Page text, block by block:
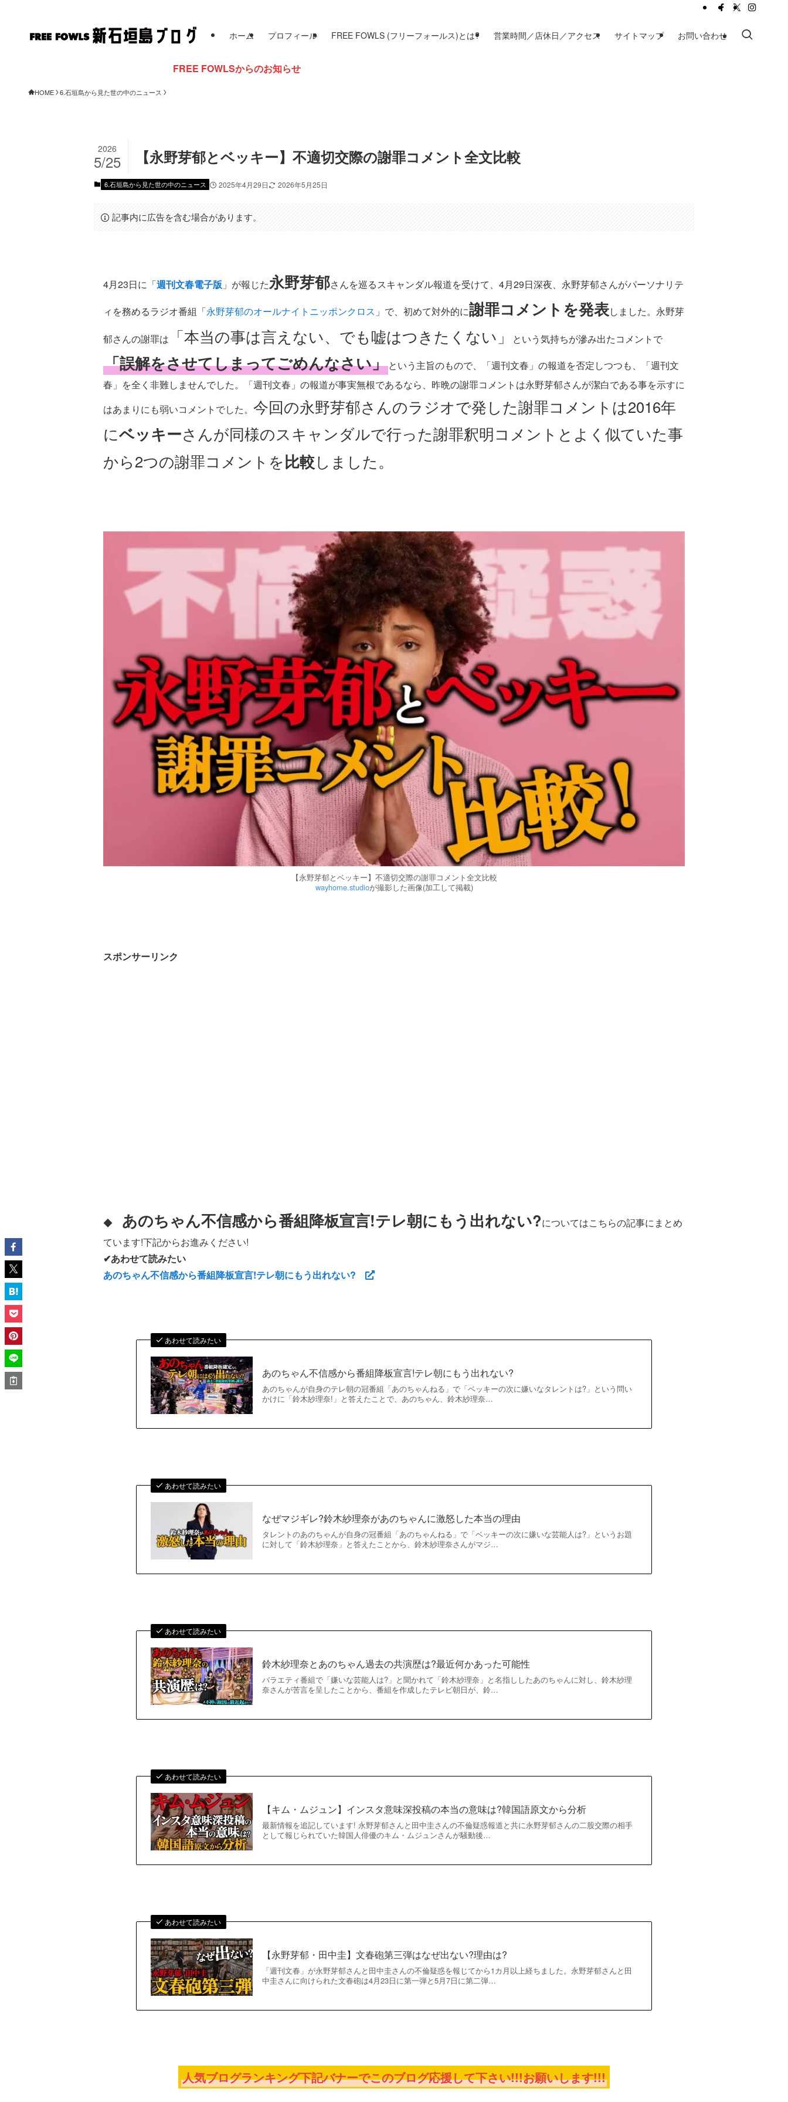
ホーム プロフィール FREE FOWLS (フリーフォールス)とは? 営業時間／店休日／アクセス サイトマップ お問い合わせ
FREE FOWLSからのお知らせ
HOME 6.石垣島から見た世の中のニュース
【永野芽郁とベッキー】不適切交際の謝罪コメント全文比較
2026
5/25
6.石垣島から見た世の中のニュース 2025年4月29日 2026年5月25日
記事内に広告を含む場合があります。
4月23日に「週刊文春電子版 」が報じた永野芽郁さんを巡るスキャンダル報道を受けて、4月29日深夜、永野芽郁さんがパーソナリテ
ィを務めるラジオ番組「永野芽郁のオールナイトニッポンクロス 」で、初めて対外的に謝罪コメントを発表しました。永野芽
郁さんの謝罪は 「本当の事は言えない、でも嘘はつきたくない」 という気持ちが滲み出たコメントで
「誤解をさせてしまってごめんなさい」という主旨のもので、「週刊文春」の報道を否定しつつも、「週刊文
春」を全く非難しませんでした。「週刊文春」の報道が事実無根であるなら、昨晩の謝罪コメントは永野芽郁さんが潔白である事を示すに
はあまりにも弱いコメントでした。 今回の永野芽郁さんのラジオで発した謝罪コメントは2016年
にベッキーさんが同様のスキャンダルで行った謝罪釈明コメントとよく似ていた事
から2つの謝罪コメントを比較しました。
【永野芽郁とベッキー】不適切交際の謝罪コメント全文比較
wayhome.studioが撮影した画像(加工して掲載)
スポンサーリンク
◆ あのちゃん不信感から番組降板宣言!テレ朝にもう出れない?についてはこちらの記事にまとめ
ています!下記からお進みください!
✔あわせて読みたい
あのちゃん不信感から番組降板宣言!テレ朝にもう出れない?
あわせて読みたい
あのちゃん不信感から番組降板宣言!テレ朝にもう出れない?
あのちゃんが自身のテレ朝の冠番組「あのちゃんねる」で「ベッキーの次に嫌いなタレントは?」という問い
かけに「鈴木紗理奈!」と答えたことで、あのちゃん、鈴木紗理奈…
あわせて読みたい
なぜマジギレ?鈴木紗理奈があのちゃんに激怒した本当の理由
タレントのあのちゃんが自身の冠番組「あのちゃんねる」で「ベッキーの次に嫌いな芸能人は?」というお題
に対して「鈴木紗理奈」と答えたことから、鈴木紗理奈さんがマジ…
あわせて読みたい
鈴木紗理奈とあのちゃん過去の共演歴は?最近何かあった可能性
バラエティ番組で「嫌いな芸能人は?」と聞かれて「鈴木紗理奈」と名指ししたあのちゃんに対し、鈴木紗理
奈さんが苦言を呈したことから、番組を作成したテレビ朝日が、鈴…
あわせて読みたい
【キム・ムジュン】インスタ意味深投稿の本当の意味は?韓国語原文から分析
最新情報を追記しています! 永野芽郁さんと田中圭さんの不倫疑惑報道と共に永野芽郁さんの二股交際の相手
として報じられていた韓国人俳優のキム・ムジュンさんが騒動後…
あわせて読みたい
【永野芽郁・田中圭】文春砲第三弾はなぜ出ない?理由は?
「週刊文春」が永野芽郁さんと田中圭さんの不倫疑惑を報じてから1カ月以上経ちました。永野芽郁さんと田
中圭さんに向けられた文春砲は4月23日に第一弾と5月7日に第二弾…
人気ブログランキング下記バナーでこのブログ応援して下さい!!!お願いします!!!